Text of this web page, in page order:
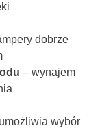
dobrze
– wynajem
wybór